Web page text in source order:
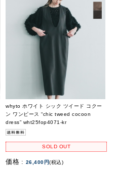
whyto ホワイト シック ツイード コクー
ン ワンピース “chic tweed cocoon
dress” wht25fop4071-kr
SOLD OUT
価格 : 26,400円(税込)